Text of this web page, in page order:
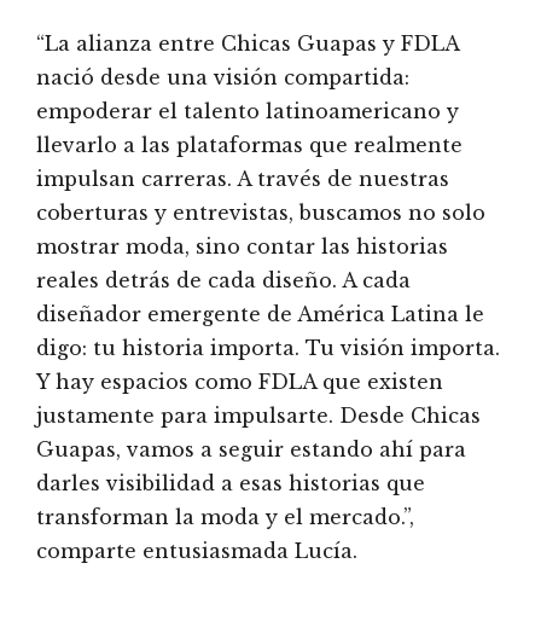
“La alianza entre Chicas Guapas y FDLA
nació desde una visión compartida:
empoderar el talento latinoamericano y
llevarlo a las plataformas que realmente
impulsan carreras. A través de nuestras
coberturas y entrevistas, buscamos no solo
mostrar moda, sino contar las historias
reales detrás de cada diseño. A cada
diseñador emergente de América Latina le
digo: tu historia importa. Tu visión importa.
Y hay espacios como FDLA que existen
justamente para impulsarte. Desde Chicas
Guapas, vamos a seguir estando ahí para
darles visibilidad a esas historias que
transforman la moda y el mercado.”,
comparte entusiasmada Lucía.